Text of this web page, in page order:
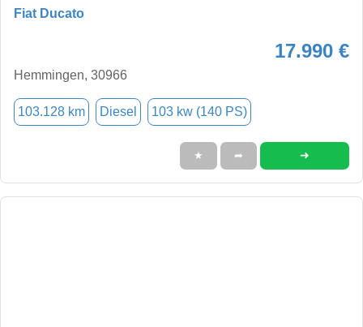
Fiat Ducato
17.990 €
Hemmingen, 30966
103.128 km Diesel 103 kw (140 PS)
★ ➦ ➜